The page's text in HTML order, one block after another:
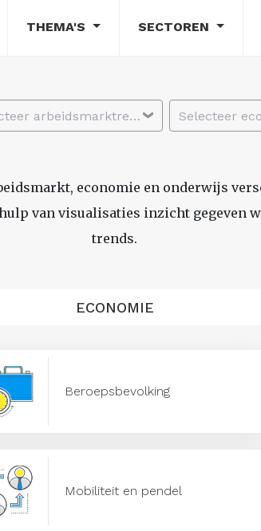
THEMA'S SECTOREN
Selecteer arbeidsmarktregio
economie en onderwijs
van visualisaties inzicht gegeven
trends.
ECONOMIE
Beroepsbevolking
Mobiliteit en pendel